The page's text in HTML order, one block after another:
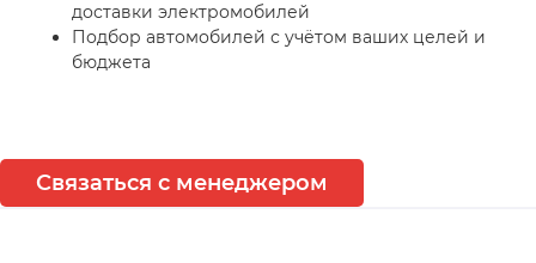
доставки электромобилей
Подбор автомобилей с учётом ваших целей и
бюджета
Связаться с менеджером